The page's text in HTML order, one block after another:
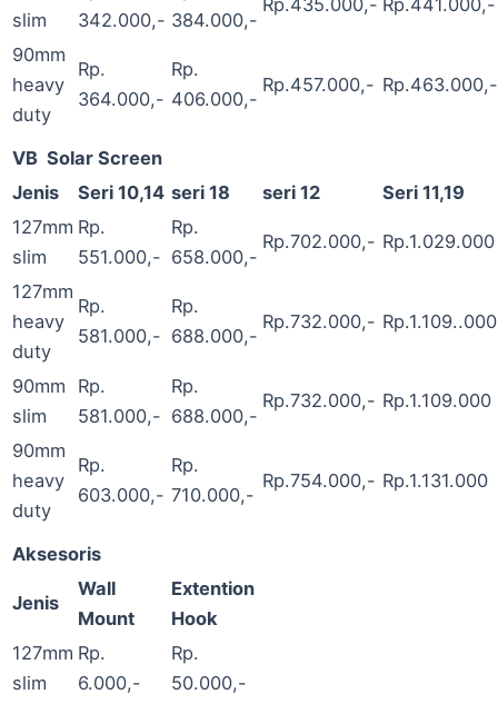
slim
342.000,- 384.000,-
90mm
heavy
duty
Rp.
364.000,-
Rp.
406.000,-
Rp.457.000,- Rp.463.000,-
VB Solar Screen
Jenis
Seri 10,14 seri 18 seri 12
Seri 11,19
127mm
slim
Rp.
551.000,-
Rp.
658.000,-
Rp.702.000,- Rp.1.029.000
127mm
heavy
duty
Rp.
581.000,-
Rp.
688.000,-
Rp.732.000,- Rp.1.109..000
90mm
slim
Rp.
581.000,-
Rp.
688.000,-
Rp.732.000,- Rp.1.109.000
90mm
heavy
duty
Rp.
603.000,-
Rp.
710.000,-
Rp.754.000,- Rp.1.131.000
Aksesoris
Jenis
Wall
Mount
Extention
Hook
127mm
slim
Rp.
6.000,-
Rp.
50.000,-